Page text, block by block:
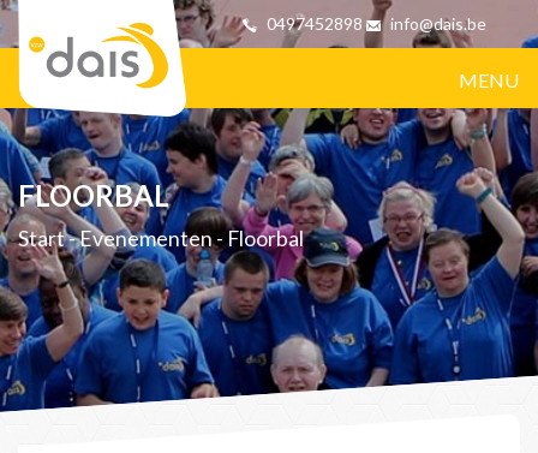
0497452898 info@dais.be
MENU
FLOORBAL
Start-Evenementen-Floorbal